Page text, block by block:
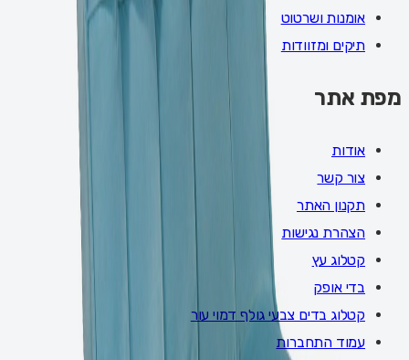
אומנות ושרטוט
תיקים ומזוודות
מפת אתר
אודות
צור קשר
תקנון האתר
הצהרת נגישות
קטלוג עץ
בדי אופק
קטלוג בדים צבעי גולף דמוי עור
עמוד התחברות